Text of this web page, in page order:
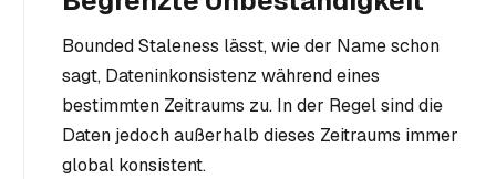
Bounded Staleness lässt, wie der Name schon
sagt, Dateninkonsistenz während eines
bestimmten Zeitraums zu. In der Regel sind die
Daten jedoch außerhalb dieses Zeitraums immer
global konsistent.